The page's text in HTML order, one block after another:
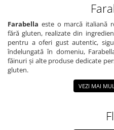
Farabella este o marcă italiană
fără gluten, realizate din
pentru a oferi gust autentic,
îndelungată în domeniu,
făinuri și alte produse dedicate
gluten.
VEZI MAI